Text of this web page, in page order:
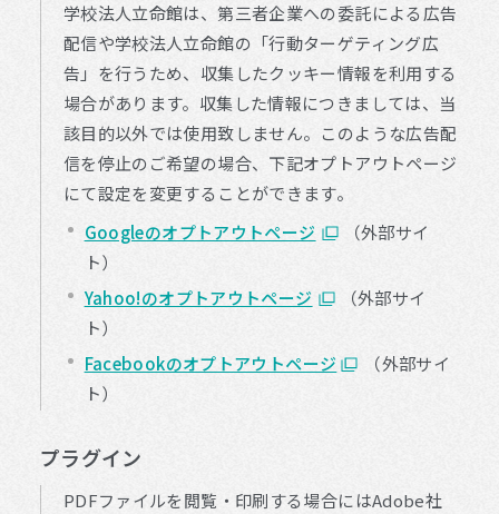
学校法人立命館は、第三者企業への委託による広告
配信や学校法人立命館の「行動ターゲティング広
告」を行うため、収集したクッキー情報を利用する
場合があります。収集した情報につきましては、当
該目的以外では使用致しません。このような広告配
信を停止のご希望の場合、下記オプトアウトページ
にて設定を変更することができます。
Googleのオプトアウトページ
（外部サイ
ト）
Yahoo!のオプトアウトページ
（外部サイ
ト）
Facebookのオプトアウトページ
（外部サイ
ト）
プラグイン
PDFファイルを閲覧・印刷する場合にはAdobe社